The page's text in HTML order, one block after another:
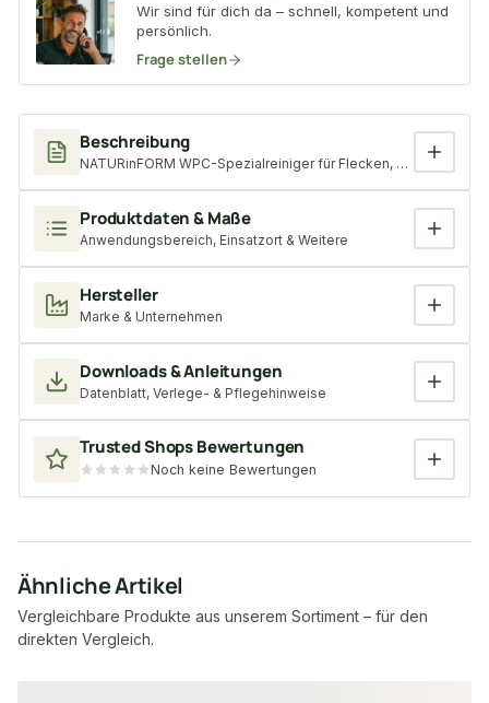
Beschreibung
NATURinFORM WPC-Spezialreiniger für Flecken, zum
Produktdaten & Maße
Anwendungsbereich, Einsatzort & Weitere
Hersteller
Marke & Unternehmen
Downloads & Anleitungen
Datenblatt, Verlege- & Pflegehinweise
Trusted Shops Bewertungen
Noch keine Bewertungen
Wir sind für dich da – schnell, kompetent und
persönlich.
Frage stellen
Ähnliche Artikel
Vergleichbare Produkte aus unserem Sortiment – für den
direkten Vergleich.